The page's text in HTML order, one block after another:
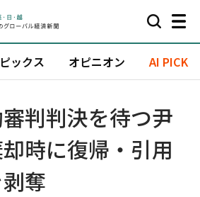
ックス オピニオン AI PICK
判判決を待つ尹
時に復帰・引用
奪